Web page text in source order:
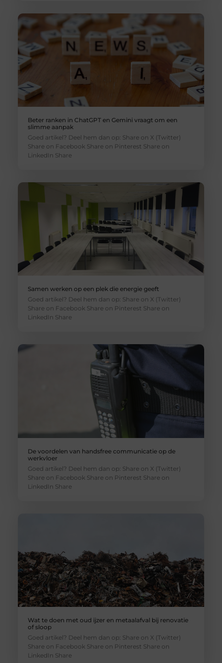
Beter ranken in ChatGPT en Gemini vraagt om een
slimme aanpak
Goed artikel? Deel hem dan op: Share on X (Twitter)
Share on Facebook Share on Pinterest Share on
LinkedIn Share
Samen werken op een plek die energie geeft
Goed artikel? Deel hem dan op: Share on X (Twitter)
Share on Facebook Share on Pinterest Share on
LinkedIn Share
De voordelen van handsfree communicatie op de
werkvloer
Goed artikel? Deel hem dan op: Share on X (Twitter)
Share on Facebook Share on Pinterest Share on
LinkedIn Share
Wat te doen met oud ijzer en metaalafval bij renovatie
of sloop
Goed artikel? Deel hem dan op: Share on X (Twitter)
Share on Facebook Share on Pinterest Share on
LinkedIn Share